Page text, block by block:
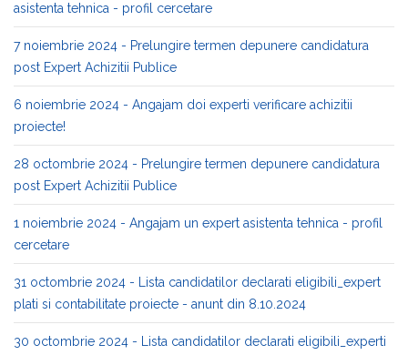
asistenta tehnica - profil cercetare
7 noiembrie 2024 - Prelungire termen depunere candidatura
post Expert Achizitii Publice
6 noiembrie 2024 - Angajam doi experti verificare achizitii
proiecte!
28 octombrie 2024 - Prelungire termen depunere candidatura
post Expert Achizitii Publice
1 noiembrie 2024 - Angajam un expert asistenta tehnica - profil
cercetare
31 octombrie 2024 - Lista candidatilor declarati eligibili_expert
plati si contabilitate proiecte - anunt din 8.10.2024
30 octombrie 2024 - Lista candidatilor declarati eligibili_experti